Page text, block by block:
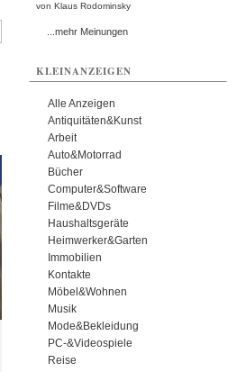
von Klaus Rodominsky
...mehr Meinungen
KLEINANZEIGEN
Alle Anzeigen
Antiquitäten&Kunst
Arbeit
Auto&Motorrad
Bücher
Computer&Software
Filme&DVDs
Haushaltsgeräte
Heimwerker&Garten
Immobilien
Kontakte
Möbel&Wohnen
Musik
Mode&Bekleidung
PC-&Videospiele
Reise